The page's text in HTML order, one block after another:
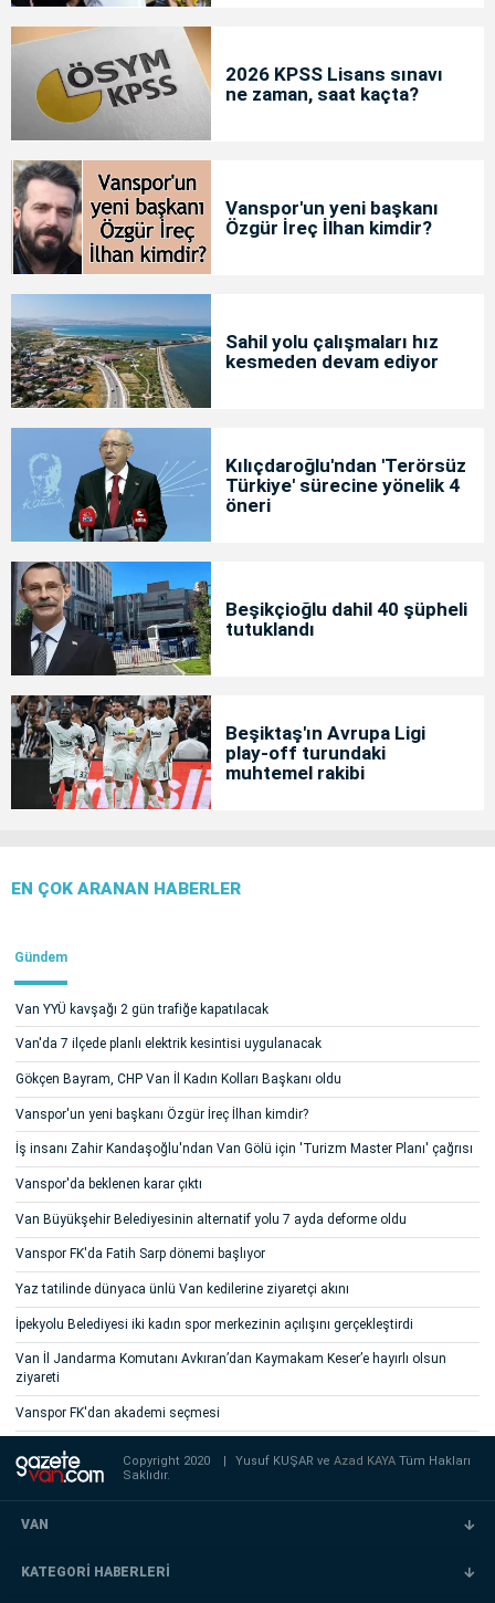
2026 KPSS Lisans sınavı
ne zaman, saat kaçta?
Vanspor'un yeni başkanı
Özgür İreç İlhan kimdir?
Sahil yolu çalışmaları hız
kesmeden devam ediyor
Kılıçdaroğlu'ndan 'Terörsüz
Türkiye' sürecine yönelik 4
öneri
Beşikçioğlu dahil 40 şüpheli
tutuklandı
Beşiktaş'ın Avrupa Ligi
play-off turundaki
muhtemel rakibi
EN ÇOK ARANAN HABERLER
Gündem
Van YYÜ kavşağı 2 gün trafiğe kapatılacak
Van'da 7 ilçede planlı elektrik kesintisi uygulanacak
Gökçen Bayram, CHP Van İl Kadın Kolları Başkanı oldu
Vanspor'un yeni başkanı Özgür İreç İlhan kimdir?
İş insanı Zahir Kandaşoğlu'ndan Van Gölü için 'Turizm Master Planı' çağrısı
Vanspor'da beklenen karar çıktı
Van Büyükşehir Belediyesinin alternatif yolu 7 ayda deforme oldu
Vanspor FK'da Fatih Sarp dönemi başlıyor
Yaz tatilinde dünyaca ünlü Van kedilerine ziyaretçi akını
İpekyolu Belediyesi iki kadın spor merkezinin açılışını gerçekleştirdi
Van İl Jandarma Komutanı Avkıran’dan Kaymakam Keser’e hayırlı olsun
ziyareti
Vanspor FK'dan akademi seçmesi
Copyright 2020 | Yusuf KUŞAR veAzad KAYATüm Hakları
Saklıdır.
VAN
KATEGORİ HABERLERİ